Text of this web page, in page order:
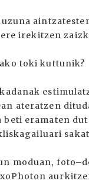
irekitzen
toki kuttunik?
ateratzen
beti eramaten
moduan,